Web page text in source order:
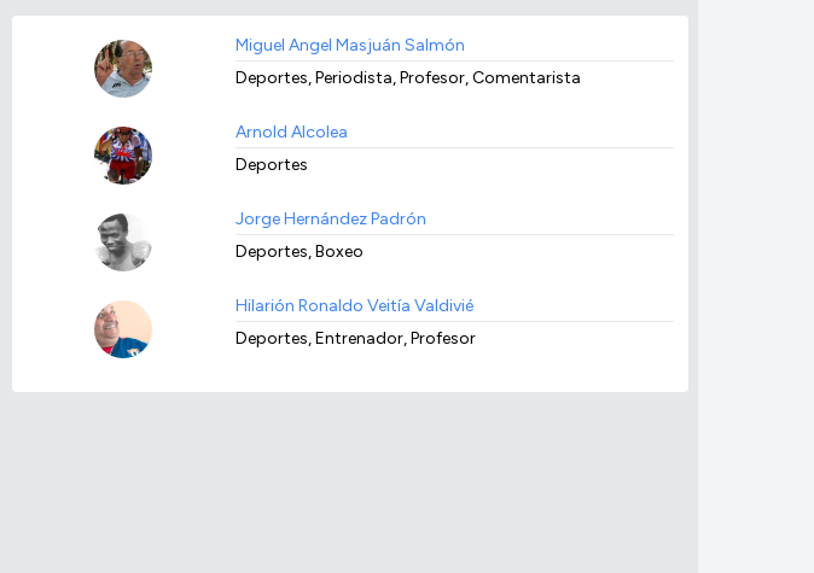
Miguel Angel Masjuán Salmón
Deportes, Periodista, Profesor, Comentarista
Arnold Alcolea
Deportes
Jorge Hernández Padrón
Deportes, Boxeo
Hilarión Ronaldo Veitía Valdivié
Deportes, Entrenador, Profesor